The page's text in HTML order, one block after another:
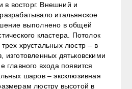
в восторг. Внешний и
итальянское
выполнено в общей
кластера. Потолок
хрустальных люстр – в
дятьковскими
главного входа появится
шаров – эксклюзивная
люстру высотой в